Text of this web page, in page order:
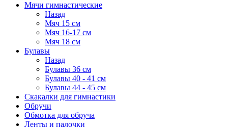
Мячи гимнастические
Назад
Мяч 15 см
Мяч 16-17 см
Мяч 18 см
Булавы
Назад
Булавы 36 см
Булавы 40 - 41 см
Булавы 44 - 45 см
Скакалки для гимнастики
Обручи
Обмотка для обруча
Ленты и палочки